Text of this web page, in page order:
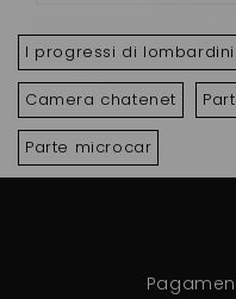
I progressi di lombardini
Camera chatenet
Parte microcar